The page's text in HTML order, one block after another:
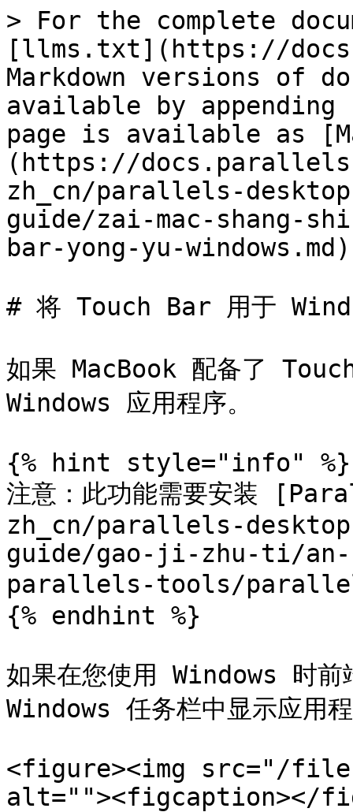
> For the complete
[llms.txt](https://
Markdown versions of
available by
page is available as
(https://
zh_cn/parallels-
guide/zai-mac-shang-
bar-yong-yu-
# 将 Touch Bar 用于
如果 MacBook 配备了
Windows 应用程序。
{% hint style="info" %}
注意：此功能需要安装
zh_cn/parallels-
guide/gao-ji-zhu-ti/an-
parallels-tools/
{% endhint %}
如果在您使用 Windows 时
Windows 任务栏中显示应用
<figure><img src="/files/
alt=""><figcaption></